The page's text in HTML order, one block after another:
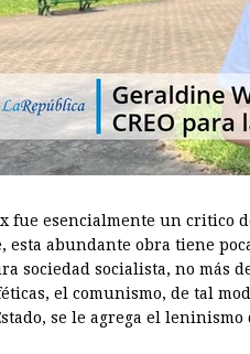
00:00/01:00 larepublica
fue esencialmente un critico
esta abundante obra tiene
sociedad socialista, no más
el comunismo, de tal
se le agrega el